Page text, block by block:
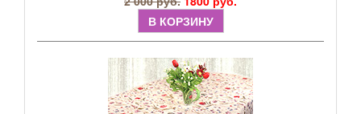
В КОРЗИНУ